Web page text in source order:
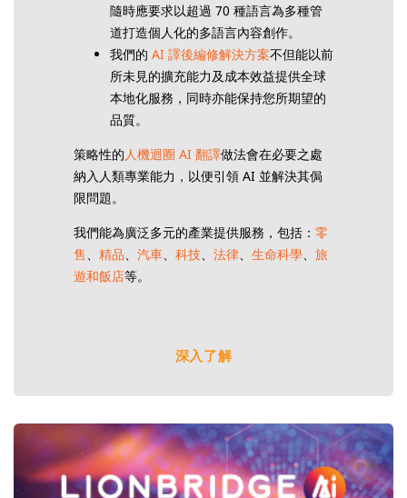
隨時應要求以超過 70 種語言為多種管
道打造個人化的多語言內容創作。
我們的 AI 譯後編修解決方案不但能以前
所未見的擴充能力及成本效益提供全球
本地化服務，同時亦能保持您所期望的
品質。
策略性的 人機迴圈 AI 翻譯做法會在必要之處
納入人類專業能力，以便引領 AI 並解決其侷
限問題。
我們能為廣泛多元的產業提供服務，包括： 零
售
精品 汽車、 科技、 法律、 生命科學、 旅
遊和飯店等。
深入了解